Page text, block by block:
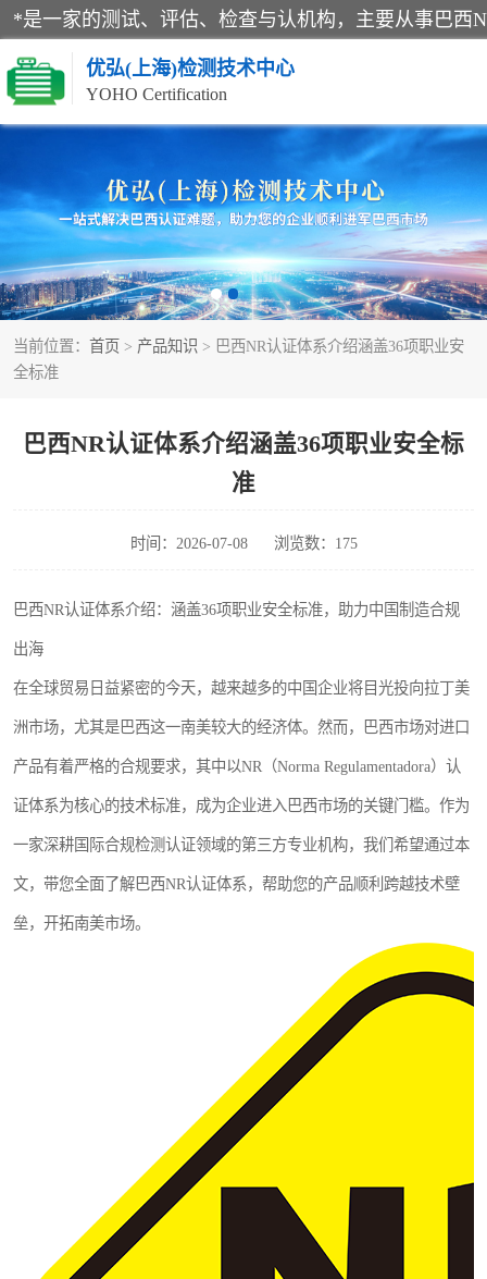
优弘(上海)检测技术中心
YOHO Certification
当前位置： 首页 > 产品知识 > 巴西NR认证体系介绍涵盖36项职业安
全标准
巴西NR认证体系介绍涵盖36项职业安全标
准
时间：2026-07-08 浏览数：175
巴西NR认证体系介绍：涵盖36项职业安全标准，助力中国制造合规
出海
在全球贸易日益紧密的今天，越来越多的中国企业将目光投向拉丁美
洲市场，尤其是巴西这一南美较大的经济体。然而，巴西市场对进口
产品有着严格的合规要求，其中以NR（Norma Regulamentadora）认
证体系为核心的技术标准，成为企业进入巴西市场的关键门槛。作为
一家深耕国际合规检测认证领域的第三方专业机构，我们希望通过本
文，带您全面了解巴西NR认证体系，帮助您的产品顺利跨越技术壁
垒，开拓南美市场。
RECYCLASS认证
NR12认证
ART认证
巴西认证